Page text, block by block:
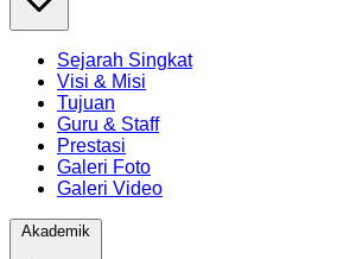
Sejarah Singkat
Visi & Misi
Tujuan
Guru & Staff
Prestasi
Galeri Foto
Galeri Video